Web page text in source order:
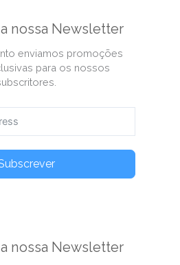
nossa Newsletter
enviamos promoções
para os nossos
nossa Newsletter